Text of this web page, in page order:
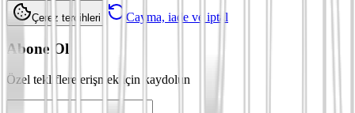
Çerez tercihleri Cayma, iade ve iptal
Abone Ol
Özel tekliflere erişmek için kaydolun